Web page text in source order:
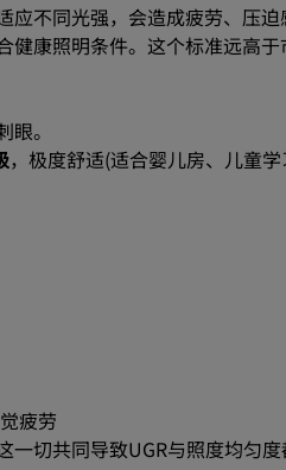
不同光强，会造成疲劳、压迫
健康照明条件。这个标准远高
。
，极度舒适(适合婴儿房、儿童
疲劳
切共同导致UGR与照度均匀度